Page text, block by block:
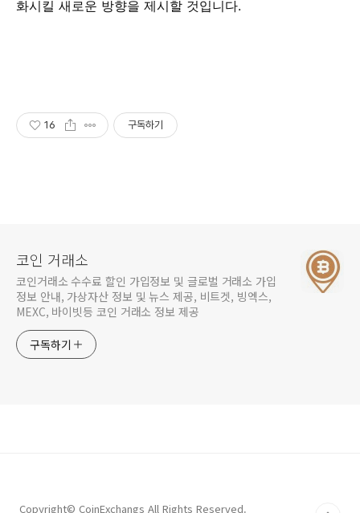
화시킬 새로운 방향을 제시할 것입니다.
16 구독하기
코인 거래소
코인거래소 수수료 할인 가입정보 및 글로벌 거래소 가입
정보 안내, 가상자산 정보 및 뉴스 제공, 비트겟, 빙엑스,
MEXC, 바이빗등 코인 거래소 정보 제공
구독하기
Copyright© CoinExchangs All Rights Reserved.